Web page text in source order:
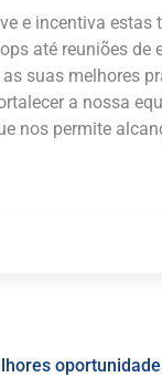
e incentiva
até reuniões de
suas melhores
a nossa
nos permite